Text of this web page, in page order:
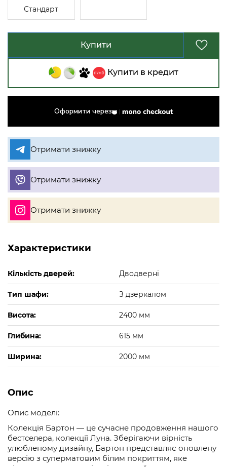
Стандарт
Купити
Купити в кредит
Оформити через
Отримати знижку
Отримати знижку
Отримати знижку
Характеристики
Кількість дверей: Дводверні
Тип шафи: З дзеркалом
Висота: 2400 мм
Глибина: 615 мм
Ширина: 2000 мм
Опис
Опис моделі:
Колекція Бартон — це сучасне продовження нашого
бестселера, колекції Луна. Зберігаючи вірність
улюбленому дизайну, Бартон представляє оновлену
версію з суперматовим білим покриттям, яке